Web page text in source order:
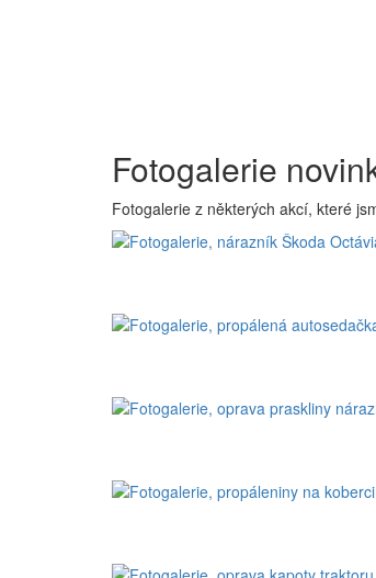
Fotogalerie
Fotogalerie z některých akcí, které